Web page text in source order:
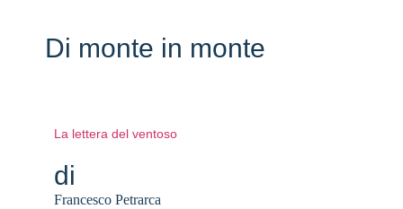
Di monte in monte
La lettera del ventoso
di
Francesco Petrarca